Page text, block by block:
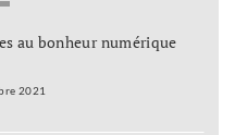
au bonheur numérique
2021